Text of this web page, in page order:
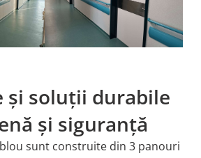
și soluții durabile
și siguranță
sunt construite din 3 panouri